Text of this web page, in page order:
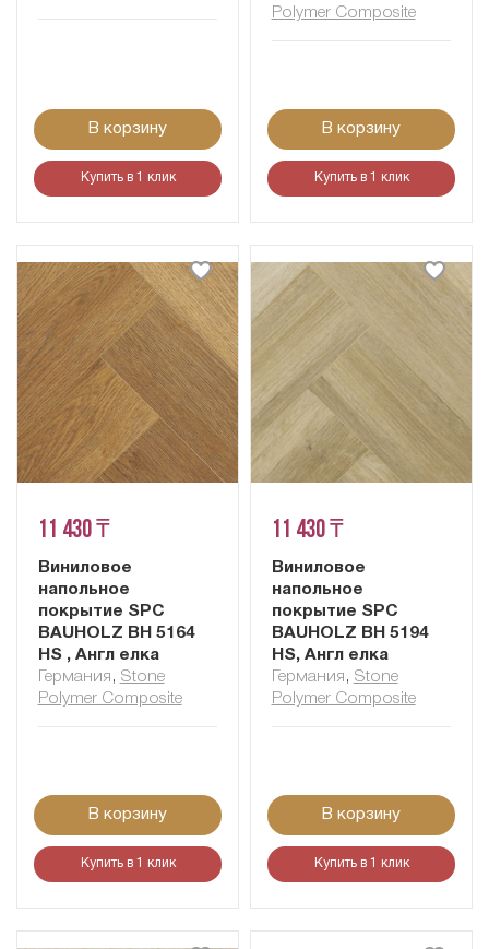
В корзину
Купить в 1 клик
Polymer Composite
В корзину
Купить в 1 клик
11 430 ₸
Виниловое
напольное
покрытие SPC
BAUHOLZ BH 5164
HS , Англ елка
Германия , Stone
Polymer Composite
В корзину
Купить в 1 клик
11 430 ₸
Виниловое
напольное
покрытие SPC
BAUHOLZ BH 5194
HS, Англ елка
Германия , Stone
Polymer Composite
В корзину
Купить в 1 клик